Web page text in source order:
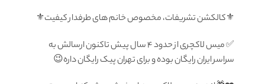
⚜️کالکشن تشریفات، مخصوص خانم های طرفدار کیفیت⚜️
✅ میس لاکچری از حدود ۴ سال پیش تاکنون ارسالش به
سراسر ایران رایگان بوده و برای تهران پیک رایگان داره😉